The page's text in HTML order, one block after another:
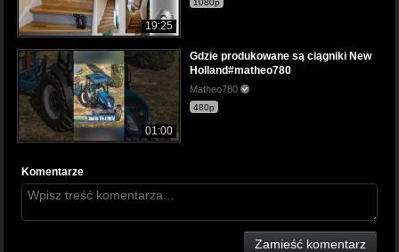
19:25
1080p
01:00
Gdzie produkowane są ciągniki New
Holland#matheo780
Matheo780
480p
Komentarze
Zamieść komentarz